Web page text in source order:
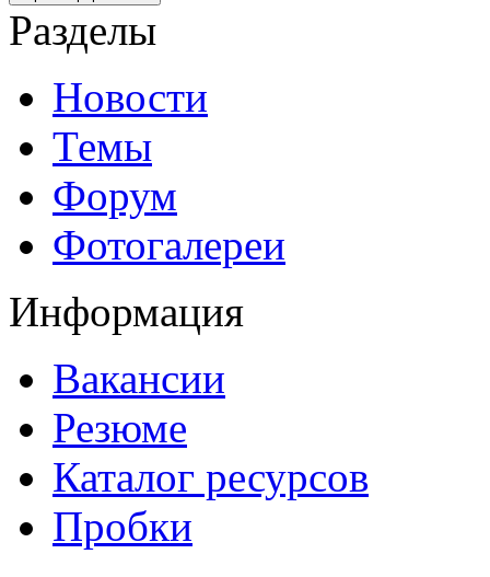
Разделы
Новости
Темы
Форум
Фотогалереи
Информация
Вакансии
Резюме
Каталог ресурсов
Пробки